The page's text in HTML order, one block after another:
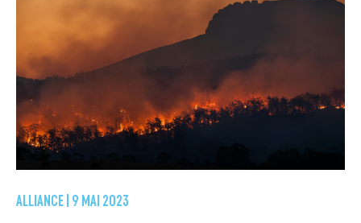
ALLIANCE | 9 MAI 2023